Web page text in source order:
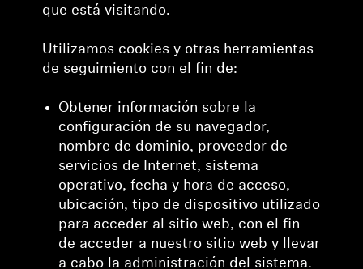
que está visitando.
Utilizamos cookies y otras herramientas
de seguimiento con el fin de:
Obtener información sobre la
configuración de su navegador,
nombre de dominio, proveedor de
servicios de Internet, sistema
operativo, fecha y hora de acceso,
ubicación, tipo de dispositivo utilizado
para acceder al sitio web, con el fin
de acceder a nuestro sitio web y llevar
a cabo la administración del sistema.